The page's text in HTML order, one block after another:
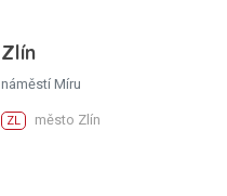
Zlín
náměstí Míru
ZL město Zlín